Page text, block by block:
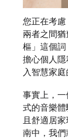
您正在考慮
兩者之間
樞」這個
擔心個人
入智慧家
事實上，
式的音樂
且舒適居
南中，我